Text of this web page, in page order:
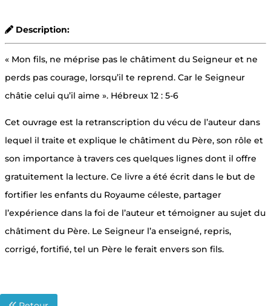
Description:
« Mon fils, ne méprise pas le châtiment du Seigneur et ne
perds pas courage, lorsqu’il te reprend. Car le Seigneur
châtie celui qu’il aime ». Hébreux 12 : 5-6
Cet ouvrage est la retranscription du vécu de l’auteur dans
lequel il traite et explique le châtiment du Père, son rôle et
son importance à travers ces quelques lignes dont il offre
gratuitement la lecture. Ce livre a été écrit dans le but de
fortifier les enfants du Royaume céleste, partager
l’expérience dans la foi de l’auteur et témoigner au sujet du
châtiment du Père. Le Seigneur l’a enseigné, repris,
corrigé, fortifié, tel un Père le ferait envers son fils.